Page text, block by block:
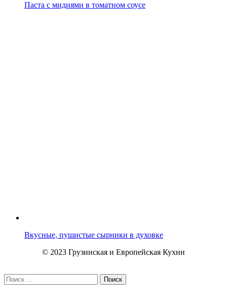
Паста с мидиями в томатном соусе
Вкусные, пушистые сырники в духовке
© 2023 Грузинская и Европейская Кухни